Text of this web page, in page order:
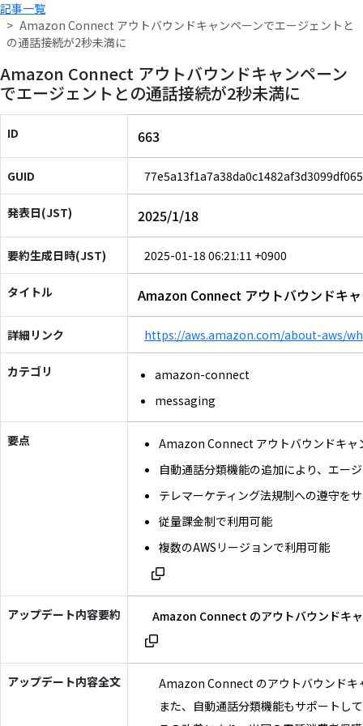
記事一覧
Amazon Connect アウトバウンドキャンペーンでエージェントと
の通話接続が2秒未満に
Amazon Connect アウトバウンドキャンペーン
でエージェントとの通話接続が2秒未満に
ID 663
GUID
発表日(JST) 2025/1/18
要約生成日時(JST) 2025-01-18 06:21:11 +0900
タイトル Amazon Connect アウトバウンドキ
詳細リンク https://aws.amazon.com/about-aws/
カテゴリ
amazon-connect
messaging
要点
Amazon Connect アウトバウンドキャ
自動通話分類機能の追加により、エー
テレマーケティング法規制への遵守を
従量課金制で利用可能
複数のAWSリージョンで利用可能
アップデート内容要約 Amazon Connect のアウトバウンドキ
アップデート内容全文
Amazon Connect のアウトバウンドキ
また、自動通話分類機能もサポートし